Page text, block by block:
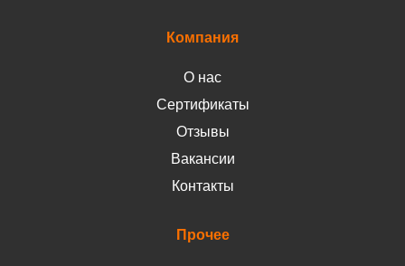
Компания
О нас
Сертификаты
Отзывы
Вакансии
Контакты
Прочее